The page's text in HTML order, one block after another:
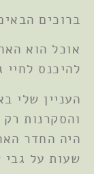
ברוכים
אוכל הוא
להיכנס
העניין שלי
והסקרנות
היה החדר
שעות על